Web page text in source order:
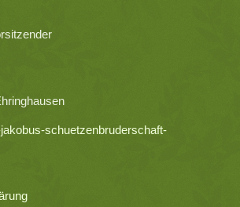
schuetzenbruderschaft-